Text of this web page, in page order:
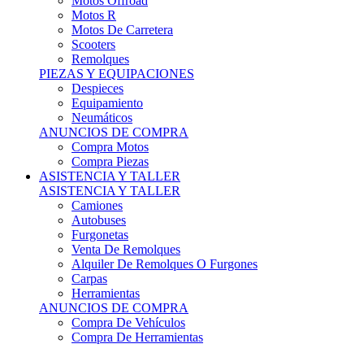
Motos R
Motos De Carretera
Scooters
Remolques
PIEZAS Y EQUIPACIONES
Despieces
Equipamiento
Neumáticos
ANUNCIOS DE COMPRA
Compra Motos
Compra Piezas
ASISTENCIA Y TALLER
ASISTENCIA Y TALLER
Camiones
Autobuses
Furgonetas
Venta De Remolques
Alquiler De Remolques O Furgones
Carpas
Herramientas
ANUNCIOS DE COMPRA
Compra De Vehículos
Compra De Herramientas